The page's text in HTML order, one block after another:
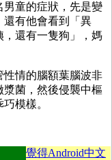
男童的症狀，先是變
還有他會看到「異
，還有一隻狗」，媽
性情的腦額葉腦波非
菌，然後侵襲中樞
模樣。
覺得Android中文